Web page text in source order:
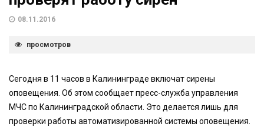
08.11.2016
просмотров
Сегодня в 11 часов в Калининграде включат сирены
оповещения. Об этом сообщает пресс-служба управления
МЧС по Калининградской области. Это делается лишь для
проверки работы автоматизированной системы оповещения.